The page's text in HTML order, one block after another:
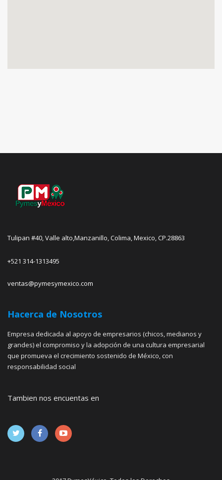
Tulipan #40, Valle alto,Manzanillo, Colima, Mexico, CP.28863
+521 314-1313495
ventas@pymesymexico.com
Hacerca de Nosotros
Empresa dedicada al apoyo de empresarios (chicos, medianos y
grandes) el compromiso y la adopción de una cultura empresarial
que promueva el crecimiento sostenido de México, con
responsabilidad social
Tambien nos encuentas en